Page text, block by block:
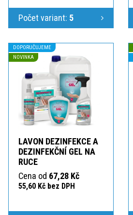
Počet variant: 5
DOPORUČUJEME
NOVINKA
LAVON DEZINFEKCE A
DEZINFEKČNÍ GEL NA
RUCE
Cena od 67,28 Kč
55,60 Kč bez DPH